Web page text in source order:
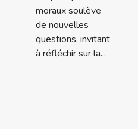
moraux soulève
de nouvelles
questions, invitant
à réfléchir sur la...